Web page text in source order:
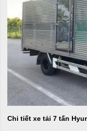
Chi tiết xe tải 7 tấn